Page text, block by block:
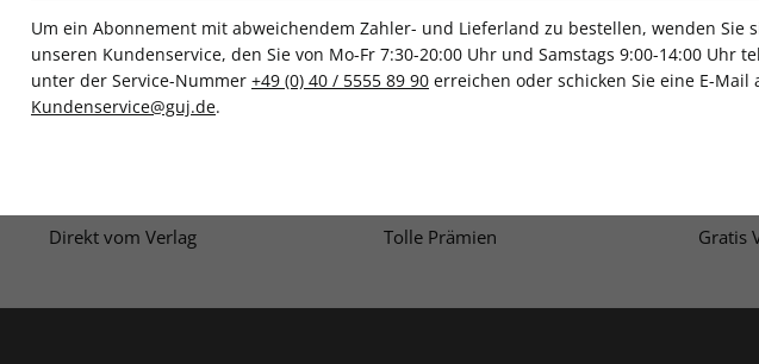
Direkt vom Verlag Tolle Prämien Gratis
Um ein Abonnement mit abweichendem Zahler- und Lieferland zu bestellen, wenden Sie
unseren Kundenservice, den Sie von Mo-Fr 7:30-20:00 Uhr und Samstags 9:00-14:00 Uhr
unter der Service-Nummer +49 (0) 40 / 5555 89 90 erreichen oder schicken Sie eine E-Mail
Kundenservice@guj.de.